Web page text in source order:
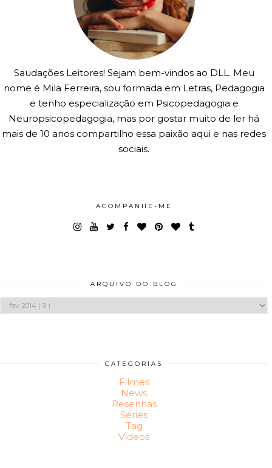
Saudações Leitores! Sejam bem-vindos ao DLL. Meu
nome é Mila Ferreira, sou formada em Letras, Pedagogia
e tenho especialização em Psicopedagogia e
Neuropsicopedagogia, mas por gostar muito de ler há
mais de 10 anos compartilho essa paixão aqui e nas redes
sociais.
ACOMPANHE-ME
ARQUIVO DO BLOG
CATEGORIAS
Filmes
News
Resenhas
Séries
Tag
Vídeos